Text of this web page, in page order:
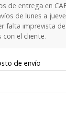
de entrega en
de lunes a
falta imprevista
el cliente.
de envío